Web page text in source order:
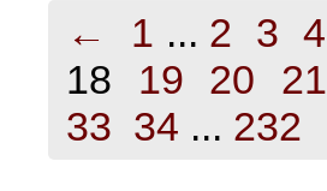
← 1 ... 2 3 4
18
19 20 21
33 34 ... 232